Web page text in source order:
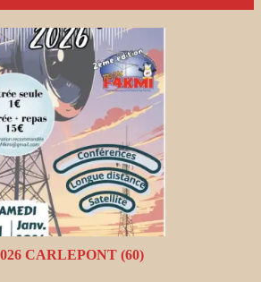
CARLEPONT (60)